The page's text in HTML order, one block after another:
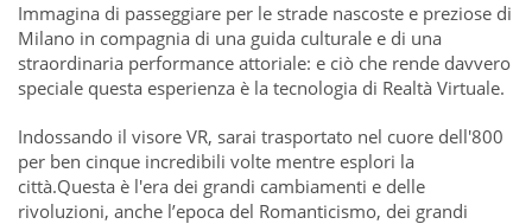
Immagina di passeggiare per le strade nascoste e preziose di
Milano in compagnia di una guida culturale e di una
straordinaria performance attoriale: e ciò che rende davvero
speciale questa esperienza è la tecnologia di Realtà Virtuale.
Indossando il visore VR, sarai trasportato nel cuore dell'800
per ben cinque incredibili volte mentre esplori la
città.Questa è l'era dei grandi cambiamenti e delle
rivoluzioni, anche l’epoca del Romanticismo, dei grandi